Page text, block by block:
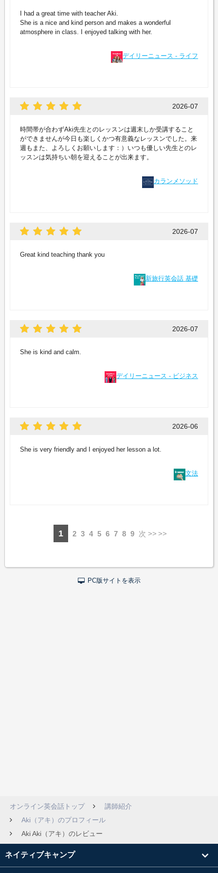
I had a great time with teacher Aki.
She is a nice and kind person and makes a wonderful
atmosphere in class. I enjoyed talking with her.
デイリーニュース - ライフ
2026-07
時間帯が合わずAki先生とのレッスンは週末しか受講すること
ができませんが今日も楽しくかつ有意義なレッスンでした。来
週もまた、よろしくお願いします：）いつも優しい先生とのレ
ッスンは気持ちい朝を迎えることが出来ます。
カランメソッド
2026-07
Great kind teaching thank you
新旅行英会話 基礎
2026-07
She is kind and calm.
デイリーニュース - ビジネス
2026-06
She is very friendly and I enjoyed her lesson a lot.
文法
1 2 3 4 5 6 7 8 9 次 >>
PC版サイトを表示
オンライン英会話トップ
講師紹介
Aki（アキ）のプロフィール
Aki Aki（アキ）のレビュー
ネイティブキャンプ